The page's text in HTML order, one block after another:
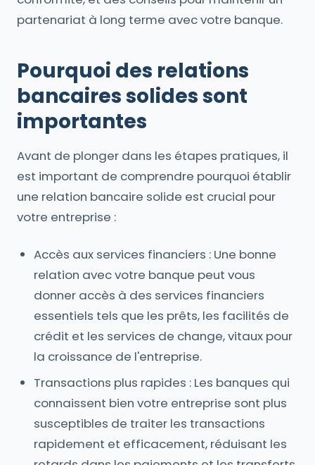
partenariat à long terme avec votre banque.
Pourquoi des relations
bancaires solides sont
importantes
Avant de plonger dans les étapes pratiques, il
est important de comprendre pourquoi établir
une relation bancaire solide est crucial pour
votre entreprise :
Accès aux services financiers : Une bonne
relation avec votre banque peut vous
donner accès à des services financiers
essentiels tels que les prêts, les facilités de
crédit et les services de change, vitaux pour
la croissance de l'entreprise.
Transactions plus rapides : Les banques qui
connaissent bien votre entreprise sont plus
susceptibles de traiter les transactions
rapidement et efficacement, réduisant les